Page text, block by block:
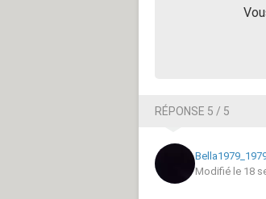
RÉPONSE 5 / 5
Modifié le 18